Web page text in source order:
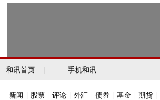
和讯首页 手机和讯
新闻 股票 评论 外汇 债券 基金 期货